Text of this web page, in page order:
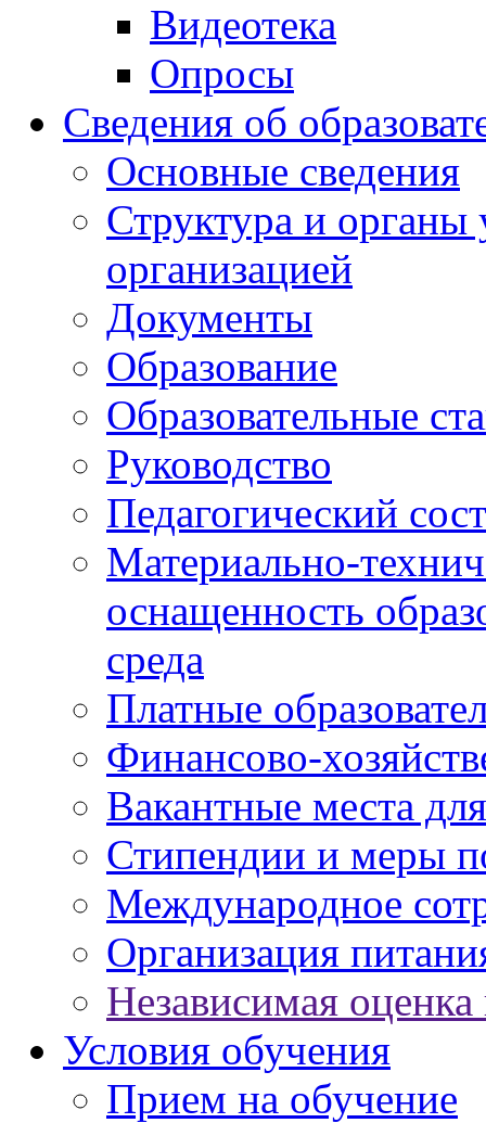
Видеотека
Опросы
Сведения об
Основные сведения
Структура и органы
организацией
Документы
Образование
Образовательные
Руководство
Педагогический
Материально-
оснащенность
среда
Платные
Финансово-
Вакантные места
Стипендии и меры
Международное
Организация
Независимая оценка
Условия обучения
Прием на обучение